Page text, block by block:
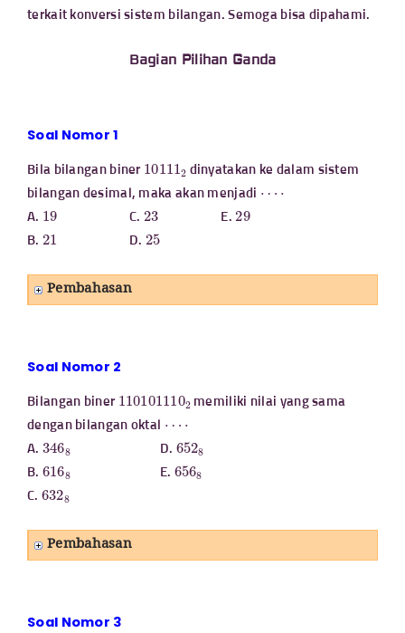
terkait konversi sistem bilangan. Semoga bisa dipahami.
Bagian Pilihan Ganda
Soal Nomor 1
Bila bilangan biner 10111 2
dinyatakan ke dalam sistem
bilangan desimal, maka akan menjadi
A. 19 C. 23 E.29
B. 21 D. 25
Pembahasan
Soal Nomor 2
Bilangan biner 110101110memiliki nilai yang sama
dengan bilangan oktal
A. 346 D. 652
B. 616 E. 656
C. 632
Pembahasan
Soal Nomor 3